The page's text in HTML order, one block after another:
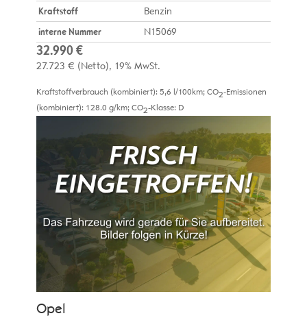
Kraftstoff
Benzin
interne Nummer
N15069
32.990 €
27.723 € (Netto) 19% MwSt.
Kraftstoffverbrauch (kombiniert): 5,6 l/100km; CO2-Emissionen
(kombiniert): 128.0 g/km; CO2-Klasse: D
Opel